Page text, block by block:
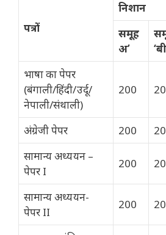
पत्रों
निशान
समूह
अ’
भाषा का पेपर
(बंगाली/हिंदी/उर्दू/
नेपाली/संथाली)
200
अंग्रेजी पेपर 200
सामान्य अध्ययन –
पेपर I
200
सामान्य अध्ययन-
पेपर II
200